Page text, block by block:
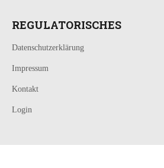
REGULATORISCHES
Datenschutzerklärung
Impressum
Kontakt
Login